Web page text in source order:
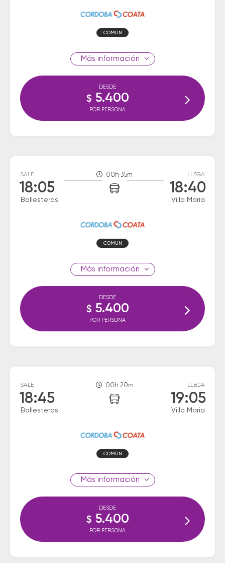
COMUN
información
DESDE
$ 5.400
POR PERSONA
SALE
18:05
Ballesteros
00h 35m LLEGA
18:40
Villa Maria
COMUN
información
DESDE
$ 5.400
POR PERSONA
SALE
18:45
Ballesteros
00h 20m LLEGA
19:05
Villa Maria
COMUN
información
DESDE
$ 5.400
POR PERSONA